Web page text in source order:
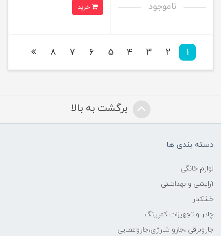
ناموجود
1
2
3
4
5
6
7
8
برگشت به بالا
دسته بندی ها
لوازم خانگی
آرایشی و بهداشتی
خشکبار
چادر و تجهیزات کمپینگ
جاروبرقی ،جارو شارژی،جاروعصایی